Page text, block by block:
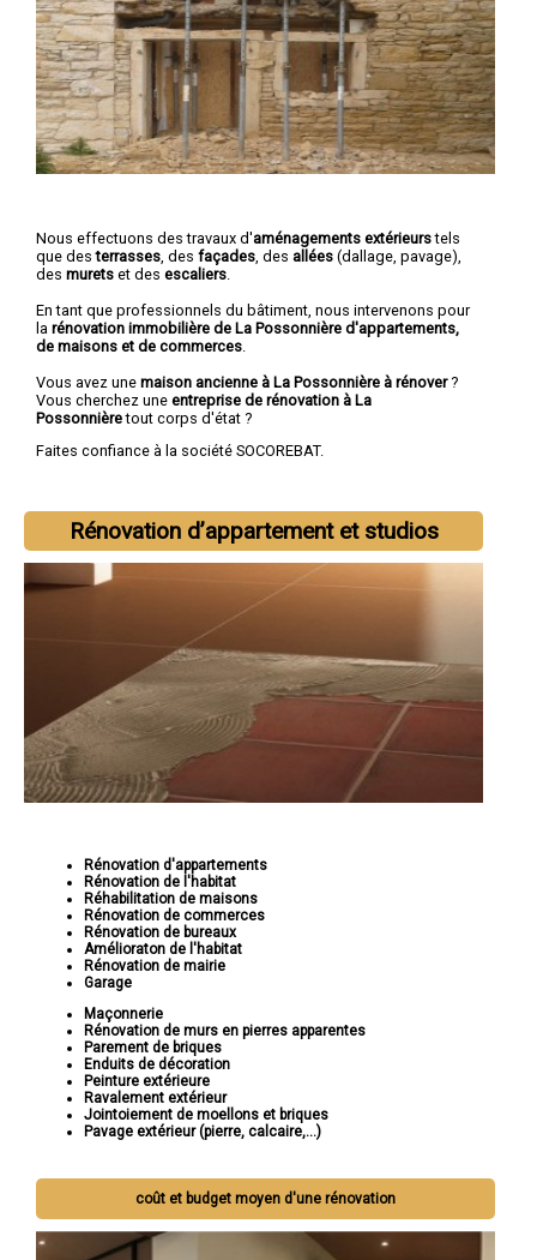
Nous effectuons des travaux d'aménagements extérieurstels
que desterrasses , des façades , des allées (dallage, pavage),
des murets et des escaliers
En tant que professionnels du bâtiment, nous intervenons pour
la rénovation immobilière de La Possonnière d'appartements,
de maisons et de commerces
Vous avez une maison ancienne à La Possonnière à rénover?
Vous cherchez une entreprise de rénovation à La
Possonnièretout corps d'état ?
Faites confiance à la société SOCOREBAT.
Rénovation d’appartement et studios
Rénovation d'appartements
Rénovation de l'habitat
Réhabilitation de maisons
Rénovation de commerces
Rénovation de bureaux
Amélioraton de l'habitat
Rénovation de mairie
Garage
Maçonnerie
Rénovation de murs en pierres apparentes
Parement de briques
Enduits de décoration
Peinture extérieure
Ravalement extérieur
Jointoiement de moellons et briques
Pavage extérieur (pierre, calcaire,...)
coût et budget moyen d'une rénovation